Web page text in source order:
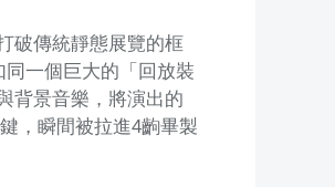
破傳統靜態展覽的框
一個巨大的「回放裝
背景音樂，將演出的
，瞬間被拉進4齣畢製